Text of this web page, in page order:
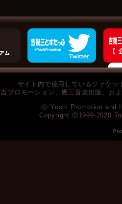
サイト内で使用しているジャケ
吉プロモーション、幾三音楽出版、お
ⓒ Yoshi Promotion and
Copyright ⓒ1999-2020